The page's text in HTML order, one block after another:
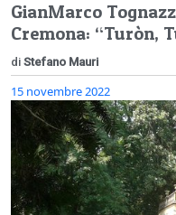
GianMarco
Cremona: “Turòn,
di Stefano Mauri
15 novembre 2022